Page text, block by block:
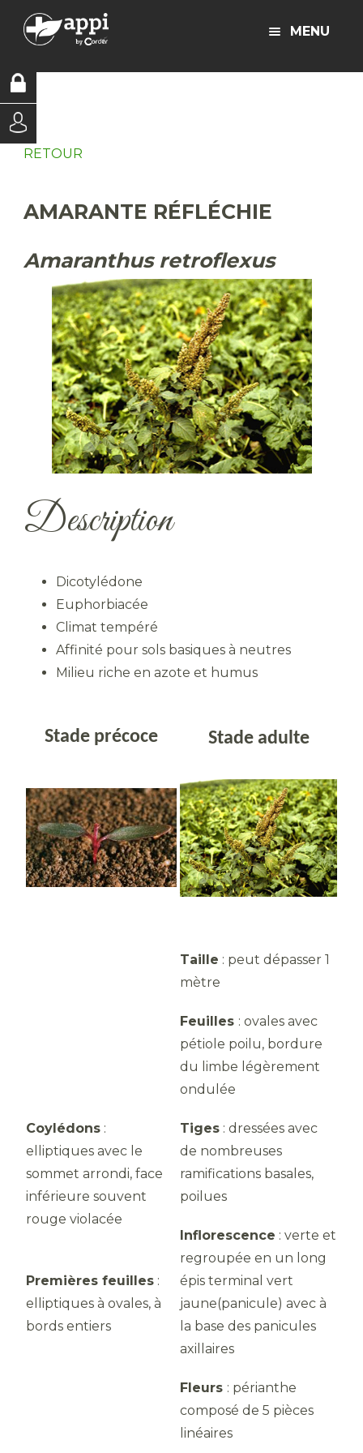
MENU
RETOUR
AMARANTE RÉFLÉCHIE
Amaranthus retroflexus
Description
Dicotylédone
Euphorbiacée
Climat tempéré
Affinité pour sols basiques à neutres
Milieu riche en azote et humus
Stade précoce Stade adulte
Coylédons :
elliptiques avec le
sommet arrondi, face
inférieure souvent
rouge violacée
Premières feuilles :
elliptiques à ovales, à
bords entiers
Taille : peut dépasser 1
mètre
Feuilles : ovales avec
pétiole poilu, bordure
du limbe légèrement
ondulée
Tiges : dressées avec
de nombreuses
ramifications basales,
poilues
Inflorescence : verte et
regroupée en un long
épis terminal vert
jaune(panicule) avec à
la base des panicules
axillaires
Fleurs : périanthe
composé de 5 pièces
linéaires